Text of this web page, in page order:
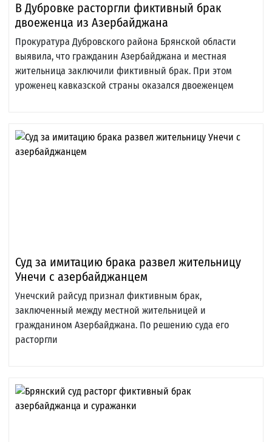
В Дубровке расторгли фиктивный брак
двоеженца из Азербайджана
Прокуратура Дубровского района Брянской области
выявила, что гражданин Азербайджана и местная
жительница заключили фиктивный брак. При этом
уроженец кавказской страны оказался двоеженцем
Суд за имитацию брака развел жительницу
Унечи с азербайджанцем
Унечский райсуд признал фиктивным брак,
заключенный между местной жительницей и
гражданином Азербайджана. По решению суда его
расторгли